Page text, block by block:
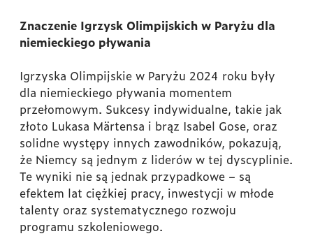
Znaczenie Igrzysk Olimpijskich w Paryżu dla
niemieckiego pływania
Igrzyska Olimpijskie w Paryżu 2024 roku były
dla niemieckiego pływania momentem
przełomowym. Sukcesy indywidualne, takie jak
złoto Lukasa Märtensa i brąz Isabel Gose, oraz
solidne występy innych zawodników, pokazują,
że Niemcy są jednym z liderów w tej dyscyplinie.
Te wyniki nie są jednak przypadkowe – są
efektem lat ciężkiej pracy, inwestycji w młode
talenty oraz systematycznego rozwoju
programu szkoleniowego.